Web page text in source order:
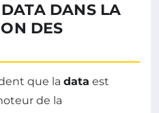
DANS LA
DES
que la data est
de la